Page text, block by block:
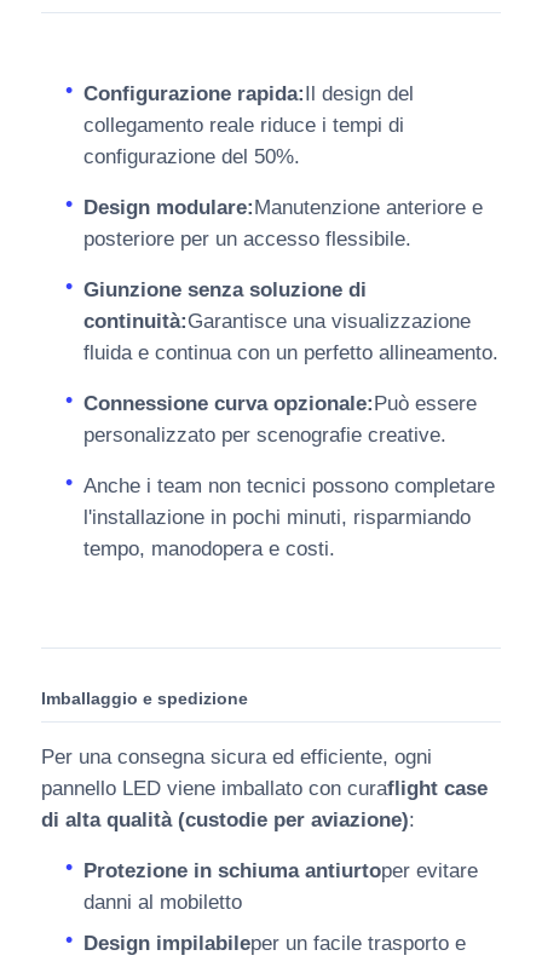
Configurazione rapida:Il design del
collegamento reale riduce i tempi di
configurazione del 50%.
Design modulare:Manutenzione anteriore e
posteriore per un accesso flessibile.
Giunzione senza soluzione di
continuità:Garantisce una visualizzazione
fluida e continua con un perfetto allineamento.
Connessione curva opzionale:Può essere
personalizzato per scenografie creative.
Anche i team non tecnici possono completare
l'installazione in pochi minuti, risparmiando
tempo, manodopera e costi.
Imballaggio e spedizione
Per una consegna sicura ed efficiente, ogni
pannello LED viene imballato con curaflight case
di alta qualità (custodie per aviazione):
Protezione in schiuma antiurtoper evitare
danni al mobiletto
Design impilabileper un facile trasporto e